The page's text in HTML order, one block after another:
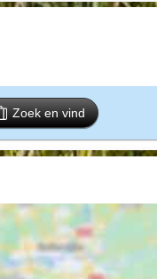
Zoek en vind